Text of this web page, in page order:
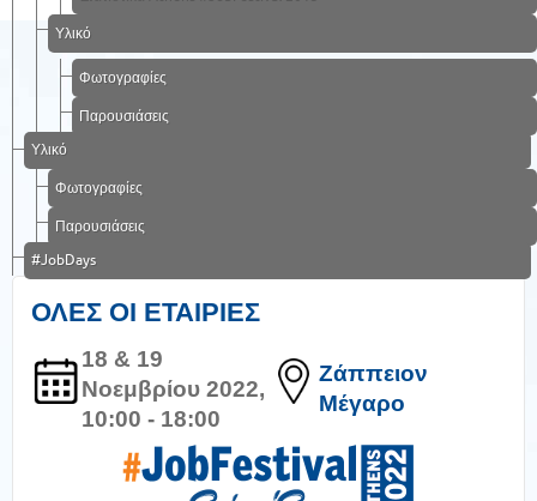
Υλικό
Φωτογραφίες
Παρουσιάσεις
Υλικό
Φωτογραφίες
Παρουσιάσεις
#JobDays
ΟΛΕΣ ΟΙ ΕΤΑΙΡΙΕΣ
18 & 19
Νοεμβρίου 2022,
10:00 - 18:00
Ζάππειον
Μέγαρο